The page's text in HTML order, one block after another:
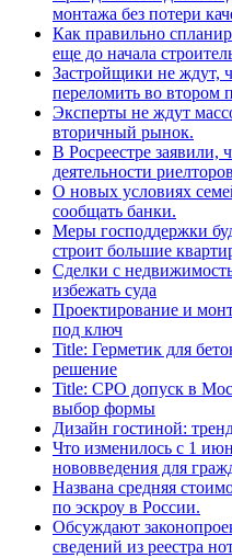
монтажа без потери
Как правильно
еще до начала
Застройщики не ждут,
переломить во втором
Эксперты не ждут
вторичный рынок.
В Росреестре заявили,
деятельности
О новых условиях
сообщать банки.
Меры господдержки
строит большие
Сделки с
избежать суда
Проектирование и
под ключ
Title: Герметик для
решение
Title: СРО допуск в
выбор формы
Дизайн гостиной:
Что изменилось с 1
нововведения для
Названа средняя
по эскроу в России.
Обсуждают
сведений из реестра